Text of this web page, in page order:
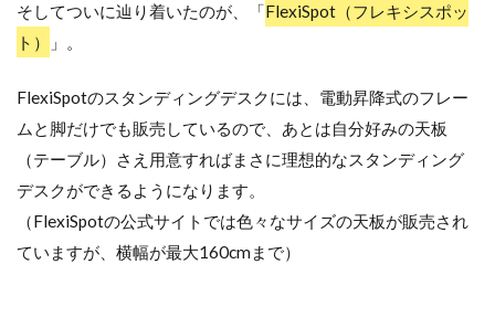
そしてついに辿り着いたのが、「FlexiSpot（フレキシスポッ
ト）
」。
FlexiSpotのスタンディングデスクには、電動昇降式のフレー
ムと脚だけでも販売しているので、あとは自分好みの天板
（テーブル）さえ用意すればまさに理想的なスタンディング
デスクができるようになります。
（FlexiSpotの公式サイトでは色々なサイズの天板が販売され
ていますが、横幅が最大160cmまで）